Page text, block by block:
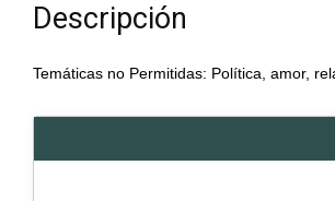
Descripción
Temáticas no Permitidas: Política, amor,